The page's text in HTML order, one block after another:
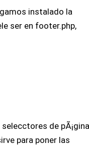
instalado la
ser en footer.php,
de pÃ¡gina
para poner las